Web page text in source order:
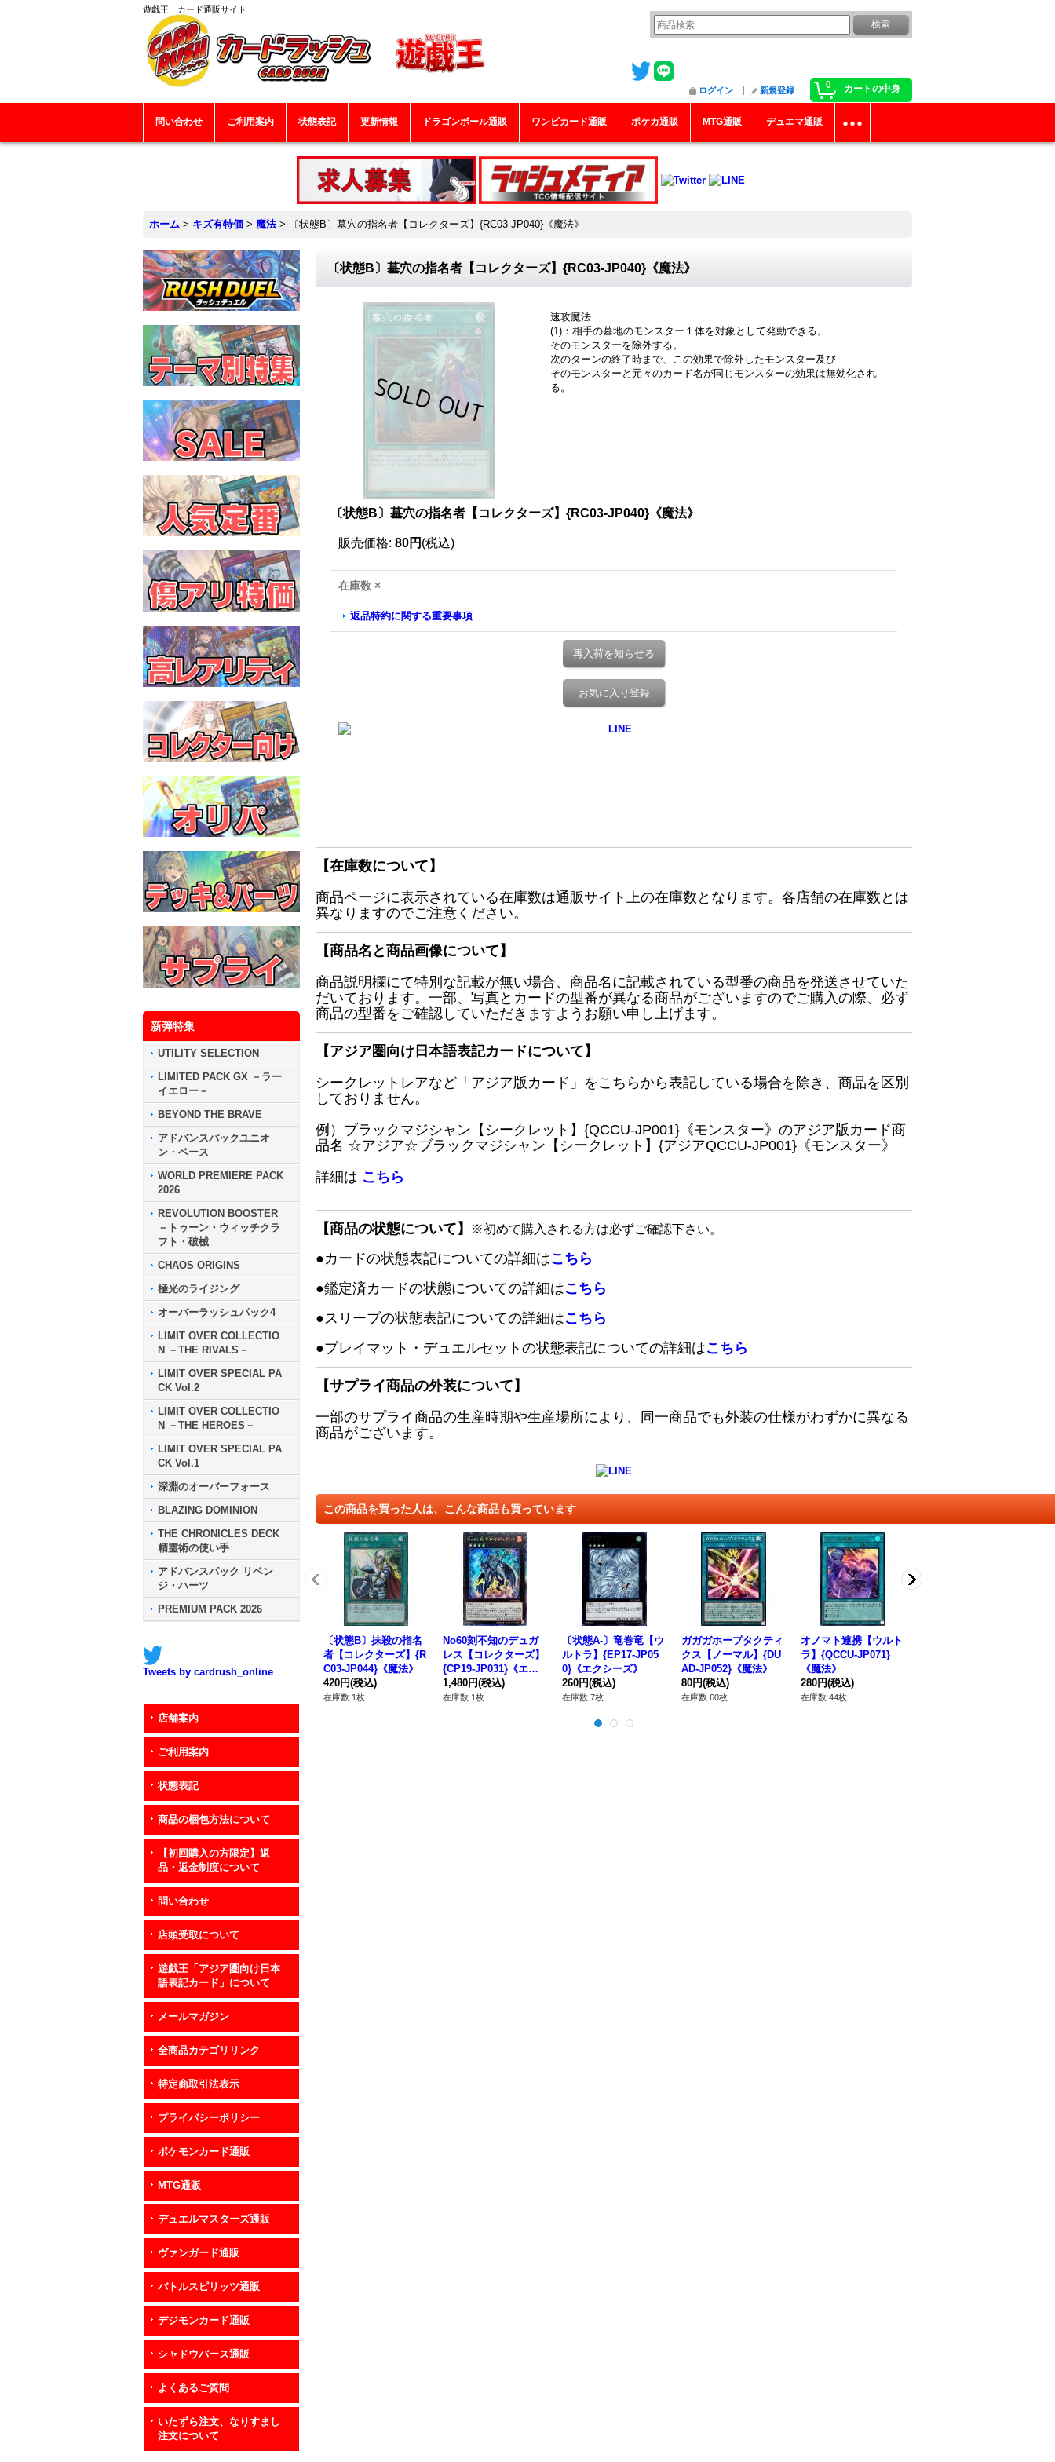
遊戯王 カード通販サイト
0 カートの中身
ログイン 新規登録
問い合わせ ご利用案内 状態表記 更新情報 ドラゴンボール通販 ワンピカード通販 ポケカ通販 MTG通販 デュエマ通販
ホーム > キズ有特価 > 魔法 > 〔状態B〕墓穴の指名者【コレクターズ】{RC03-JP040}《魔法》
新弾特集
UTILITY SELECTION
LIMITED PACK GX －ラー
イエロー－
BEYOND THE BRAVE
アドバンスパックユニオ
ン・ベース
WORLD PREMIERE PACK
2026
REVOLUTION BOOSTER
－トゥーン・ウィッチクラ
フト・破械
CHAOS ORIGINS
極光のライジング
オーバーラッシュパック4
LIMIT OVER COLLECTIO
N －THE RIVALS－
LIMIT OVER SPECIAL PA
CK Vol.2
LIMIT OVER COLLECTIO
N －THE HEROES－
LIMIT OVER SPECIAL PA
CK Vol.1
深淵のオーバーフォース
BLAZING DOMINION
THE CHRONICLES DECK
精霊術の使い手
アドバンスパック リベン
ジ・ハーツ
PREMIUM PACK 2026
Tweets by cardrush_online
店舗案内
ご利用案内
状態表記
商品の梱包方法について
【初回購入の方限定】返
品・返金制度について
問い合わせ
店頭受取について
遊戯王「アジア圏向け日本
語表記カード」について
メールマガジン
全商品カテゴリリンク
特定商取引法表示
プライバシーポリシー
ポケモンカード通販
MTG通販
デュエルマスターズ通販
ヴァンガード通販
バトルスピリッツ通販
デジモンカード通販
シャドウバース通販
よくあるご質問
いたずら注文、なりすまし
注文について
〔状態B〕墓穴の指名者【コレクターズ】{RC03-JP040}《魔法》
速攻魔法
(1)：相手の墓地のモンスター１体を対象として発動できる。
そのモンスターを除外する。
次のターンの終了時まで、この効果で除外したモンスター及び
そのモンスターと元々のカード名が同じモンスターの効果は無効化され
る。
〔状態B〕墓穴の指名者【コレクターズ】{RC03-JP040}《魔法》
販売価格: 80円 (税込)
在庫数 ×
返品特約に関する重要事項
再入荷を知らせる
お気に入り登録
【在庫数について】
商品ページに表示されている在庫数は通販サイト上の在庫数となります。各店舗の在庫数とは
異なりますのでご注意ください。
【商品名と商品画像について】
商品説明欄にて特別な記載が無い場合、商品名に記載されている型番の商品を発送させていた
だいております。一部、写真とカードの型番が異なる商品がございますのでご購入の際、必ず
商品の型番をご確認していただきますようお願い申し上げます。
【アジア圏向け日本語表記カードについて】
シークレットレアなど「アジア版カード」をこちらから表記している場合を除き、商品を区別
しておりません。
例）ブラックマジシャン【シークレット】{QCCU-JP001}《モンスター》のアジア版カード商
品名 ☆アジア☆ブラックマジシャン【シークレット】{アジアQCCU-JP001}《モンスター》
詳細は こちら
【商品の状態について】 ※初めて購入される方は必ずご確認下さい。
●カードの状態表記についての詳細はこちら
●鑑定済カードの状態についての詳細はこちら
●スリーブの状態表記についての詳細はこちら
●プレイマット・デュエルセットの状態表記についての詳細はこちら
【サプライ商品の外装について】
一部のサプライ商品の生産時期や生産場所により、同一商品でも外装の仕様がわずかに異なる
商品がございます。
この商品を買った人は、こんな商品も買っています
〔状態B〕抹殺の指名
者【コレクターズ】{R
C03-JP044}《魔法》
420円(税込)
在庫数 1枚
No60刻不知のデュガ
レス【コレクターズ】
{CP19-JP031}《エク
シーズ》
1,480円(税込)
在庫数 1枚
〔状態A-〕竜巻竜【ウ
ルトラ】{EP17-JP05
0}《エクシーズ》
260円(税込)
在庫数 7枚
ガガガホープタクティ
クス【ノーマル】{DU
AD-JP052}《魔法》
80円(税込)
在庫数 60枚
オノマト連携【ウルト
ラ】{QCCU-JP071}
《魔法》
280円(税込)
在庫数 44枚